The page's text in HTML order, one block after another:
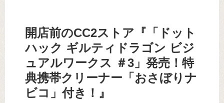
開店前のCC2ストア『「ドット
ハック ギルティドラゴン ビジ
ュアルワークス ＃3」発売！特
典携帯クリーナー「おさぼりナ
ビコ」付き！』